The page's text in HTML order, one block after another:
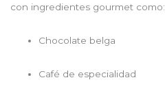
con ingredientes gourmet como:
Chocolate belga
Café de especialidad